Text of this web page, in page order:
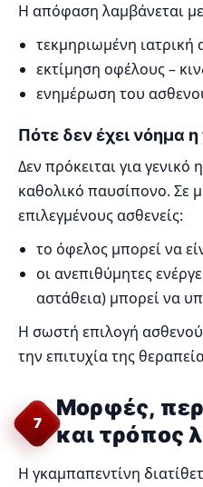
Η απόφαση λαμβάνεται
τεκμηριωμένη ιατρική
εκτίμηση οφέλους –
ενημέρωση του
Πότε δεν έχει νόημα
Δεν πρόκειται για γενικό
καθολικό παυσίπονο. Σε
επιλεγμένους ασθενείς:
το όφελος μπορεί να
οι ανεπιθύμητες
αστάθεια) μπορεί να
Η σωστή επιλογή
την επιτυχία της
7
Μορφές,
και τρόπος
Η γκαμπαπεντίνη